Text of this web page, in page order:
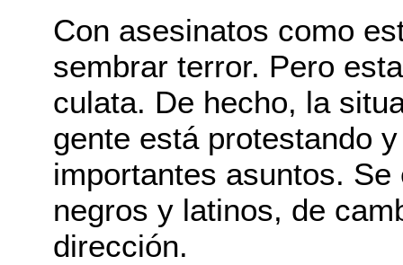
Con asesinatos como
sembrar terror. Pero
culata. De hecho, la
gente está protestando
importantes asuntos.
negros y latinos, de
dirección.